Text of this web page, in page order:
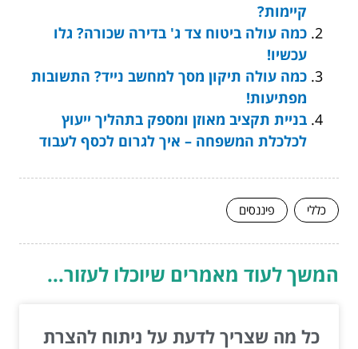
קיימות?
כמה עולה ביטוח צד ג' בדירה שכורה? גלו
עכשיו!
כמה עולה תיקון מסך למחשב נייד? התשובות
מפתיעות!
בניית תקציב מאוזן ומספק בתהליך ייעוץ
לכלכלת המשפחה – איך לגרום לכסף לעבוד
כללי פיננסים
המשך לעוד מאמרים שיוכלו לעזור...
כל מה שצריך לדעת על ניתוח להצרת